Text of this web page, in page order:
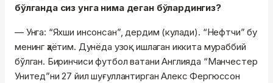
бўлганда сиз унга нима деган бўлардингиз?
— Унга: “Яхши инсонсан”, дердим (кулади). “Нефтчи” бу
менинг ҳаётим. Дунёда узоқ ишлаган иккита мураббий
бўлган. Биринчиси футбол ватани Англияда “Манчестер
Унитед”ни 27 йил шуғуллантирган Алекс Фергюссон